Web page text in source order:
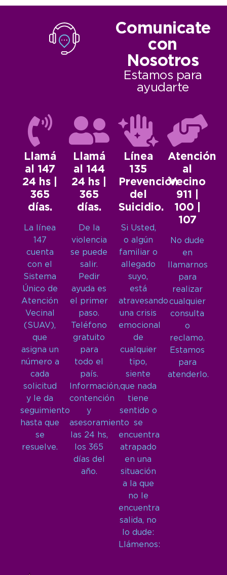
Comunicate
con
Nosotros
Estamos para
ayudarte
Llamá
al 147
24 hs |
365
días.
La línea
147
cuenta
con el
Sistema
Único de
Atención
Vecinal
(SUAV),
que
asigna un
número a
cada
solicitud
y le da
seguimiento
hasta que
se
resuelve.
Llamá
al 144
24 hs |
365
días.
De la
violencia
se puede
salir.
Pedir
ayuda es
el primer
paso.
Teléfono
gratuito
para
todo el
país.
Información,
contención
y
asesoramiento
las 24 hs,
los 365
días del
año.
Línea
135
Prevención
del
Suicidio.
Si Usted,
o algún
familiar o
allegado
suyo,
está
atravesando
una crisis
emocional
de
cualquier
tipo,
siente
que nada
tiene
sentido o
se
encuentra
atrapado
en una
situación
a la que
no le
encuentra
salida, no
lo dude:
Llámenos:
Atención
al
Vecino
911 |
100 |
107
No dude
en
llamarnos
para
realizar
cualquier
consulta
o
reclamo.
Estamos
para
atenderlo.